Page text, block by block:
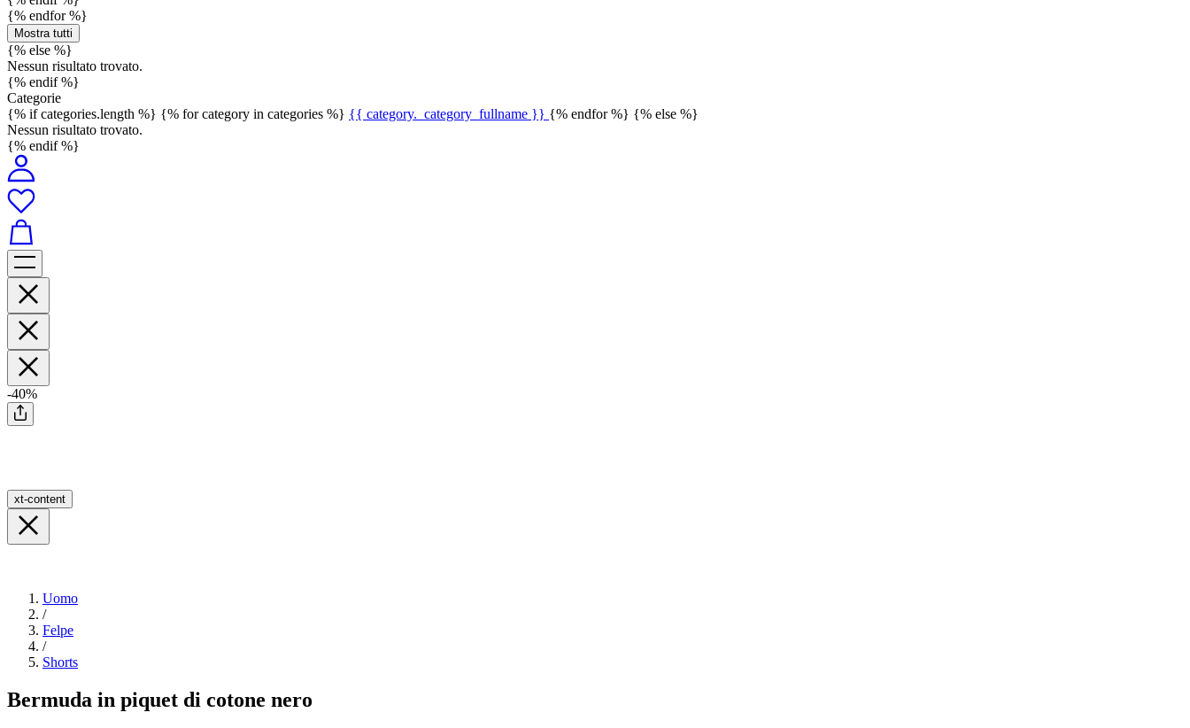
{% endfor %}
Mostra tutti
{% else %}
Nessun risultato trovato.
{% endif %}
Categorie
{% if categories.length %} {% for category in categories %} {{ category._category_fullname }} {% endfor %} {% else %}
Nessun risultato trovato.
{% endif %}
-40%
xt-content
Uomo
/
Felpe
/
Shorts
Bermuda in piquet di cotone nero